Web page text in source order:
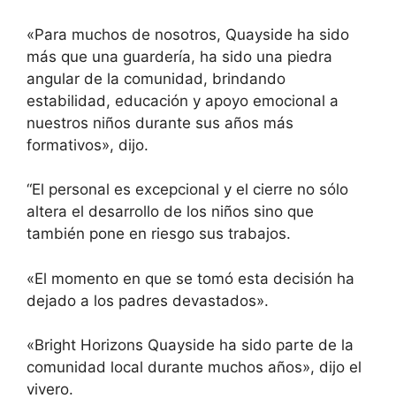
«Para muchos de nosotros, Quayside ha sido
más que una guardería, ha sido una piedra
angular de la comunidad, brindando
estabilidad, educación y apoyo emocional a
nuestros niños durante sus años más
formativos», dijo.
“El personal es excepcional y el cierre no sólo
altera el desarrollo de los niños sino que
también pone en riesgo sus trabajos.
«El momento en que se tomó esta decisión ha
dejado a los padres devastados».
«Bright Horizons Quayside ha sido parte de la
comunidad local durante muchos años», dijo el
vivero.